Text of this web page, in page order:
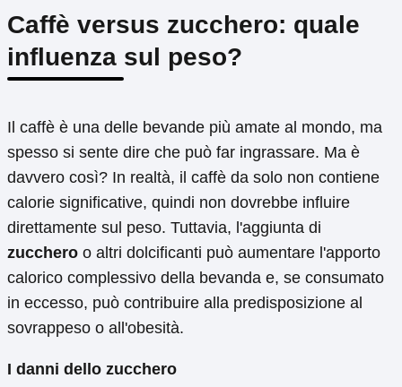
Caffè versus zucchero: quale
influenza sul peso?
Il caffè è una delle bevande più amate al mondo, ma
spesso si sente dire che può far ingrassare. Ma è
davvero così? In realtà, il caffè da solo non contiene
calorie significative, quindi non dovrebbe influire
direttamente sul peso. Tuttavia, l'aggiunta di
zucchero o altri dolcificanti può aumentare l'apporto
calorico complessivo della bevanda e, se consumato
in eccesso, può contribuire alla predisposizione al
sovrappeso o all'obesità.
I danni dello zucchero